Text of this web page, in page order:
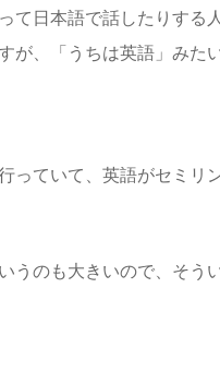
て日本語で話したりする
が、「うちは英語」みた
っていて、英語がセミリ
うのも大きいので、そう